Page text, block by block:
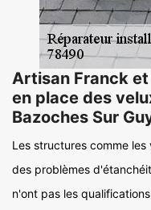
Artisan Franck
en place des
Bazoches Sur
Les structures comme
des problèmes
n'ont pas les